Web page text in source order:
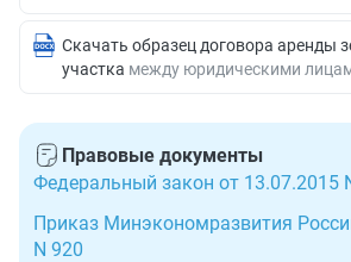
Скачать образец договора аренды
участка между юридическими
Правовые документы
Федеральный закон от 13.07.2015
Приказ Минэкономразвития
N 920